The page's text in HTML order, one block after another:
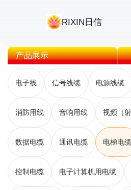
RIXIN日信
产品展示
电子线 信号线缆 电源线缆
消防用线 音响用线 视频（
数据电缆 通讯电缆 电梯电缆
控制电缆 电子计算机用电缆